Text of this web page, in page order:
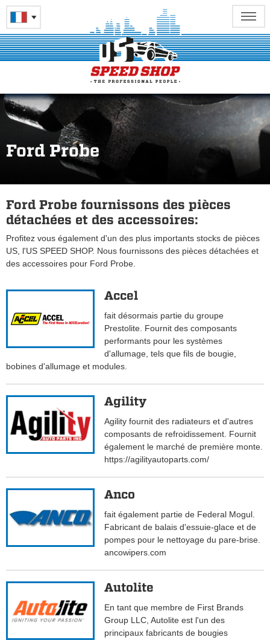
Ford Probe
Ford Probe fournissons des pièces
détachées et des accessoires:
Profitez vous également d'un des plus importants stocks de pièces
US, l'US SPEED SHOP. Nous fournissons des pièces détachées et
des accessoires pour Ford Probe.
Accel
fait désormais partie du groupe
Prestolite. Fournit des composants
performants pour les systèmes
d'allumage, tels que fils de bougie,
bobines d'allumage et modules.
Agility
Agility fournit des radiateurs et d'autres
composants de refroidissement. Fournit
également le marché de première monte.
https://agilityautoparts.com/
Anco
fait également partie de Federal Mogul.
Fabricant de balais d'essuie-glace et de
pompes pour le nettoyage du pare-brise.
ancowipers.com
Autolite
En tant que membre de First Brands
Group LLC, Autolite est l'un des
principaux fabricants de bougies